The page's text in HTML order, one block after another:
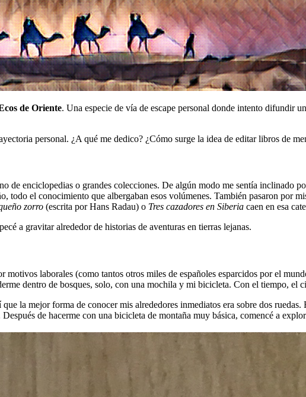
de Oriente. Una especie de vía de escape personal donde intento difundir
personal. ¿A qué me dedico? ¿Cómo surge la idea de editar libros de
de enciclopedias o grandes colecciones. De algún modo me sentía inclinado
todo el conocimiento que albergaban esos volúmenes. También pasaron por
zorro (escrita por Hans Radau) o Tres cazadores en Siberia caen en esa
a gravitar alrededor de historias de aventuras en tierras lejanas.
laborales (como tantos otros miles de españoles esparcidos por el
dentro de bosques, solo, con una mochila y mi bicicleta. Con el tiempo, el
la mejor forma de conocer mis alrededores inmediatos era sobre dos
de hacerme con una bicicleta de montaña muy básica, comencé a